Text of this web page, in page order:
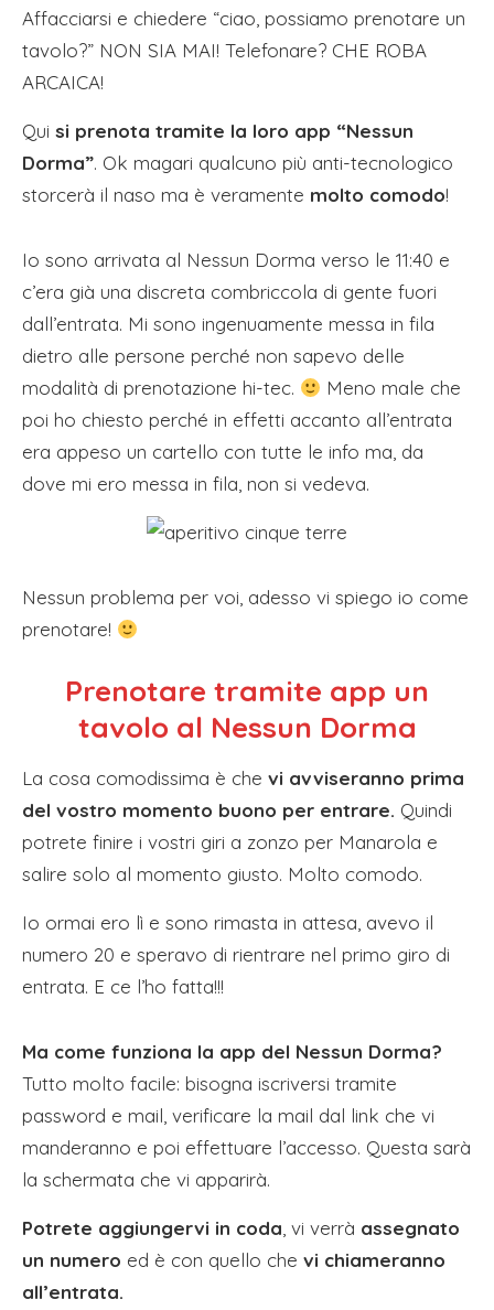
Affacciarsi e chiedere “ciao, possiamo prenotare un
tavolo?” NON SIA MAI! Telefonare? CHE ROBA
ARCAICA!
Qui si prenota tramite la loro app “Nessun
Dorma”. Ok magari qualcuno più anti-tecnologico
storcerà il naso ma è veramente molto comodo!
Io sono arrivata al Nessun Dorma verso le 11:40 e
c’era già una discreta combriccola di gente fuori
dall’entrata. Mi sono ingenuamente messa in fila
dietro alle persone perché non sapevo delle
modalità di prenotazione hi-tec.
Meno male che
poi ho chiesto perché in effetti accanto all’entrata
era appeso un cartello con tutte le info ma, da
dove mi ero messa in fila, non si vedeva.
Nessun problema per voi, adesso vi spiego io come
prenotare!
Prenotare tramite app un
tavolo al Nessun Dorma
La cosa comodissima è che vi avviseranno prima
del vostro momento buono per entrare. Quindi
potrete finire i vostri giri a zonzo per Manarola e
salire solo al momento giusto. Molto comodo.
Io ormai ero lì e sono rimasta in attesa, avevo il
numero 20 e speravo di rientrare nel primo giro di
entrata. E ce l’ho fatta!!!
Ma come funziona la app del Nessun Dorma?
Tutto molto facile: bisogna iscriversi tramite
password e mail, verificare la mail dal link che vi
manderanno e poi effettuare l’accesso. Questa sarà
la schermata che vi apparirà.
Potrete aggiungervi in coda , vi verrà assegnato
un numero ed è con quello che vi chiameranno
all’entrata.